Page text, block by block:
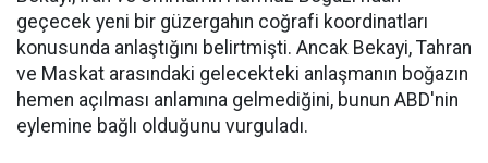
geçecek yeni bir güzergahın coğrafi koordinatları
konusunda anlaştığını belirtmişti. Ancak Bekayi, Tahran
ve Maskat arasındaki gelecekteki anlaşmanın boğazın
hemen açılması anlamına gelmediğini, bunun ABD'nin
eylemine bağlı olduğunu vurguladı.